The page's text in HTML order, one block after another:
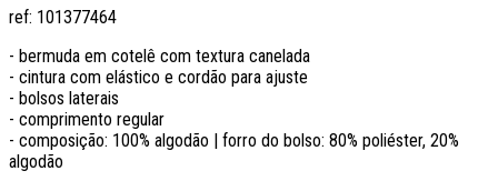
ref: 101377464
- bermuda em cotelê com textura canelada
- cintura com elástico e cordão para ajuste
- bolsos laterais
- comprimento regular
- composição: 100% algodão | forro do bolso: 80% poliéster, 20%
algodão